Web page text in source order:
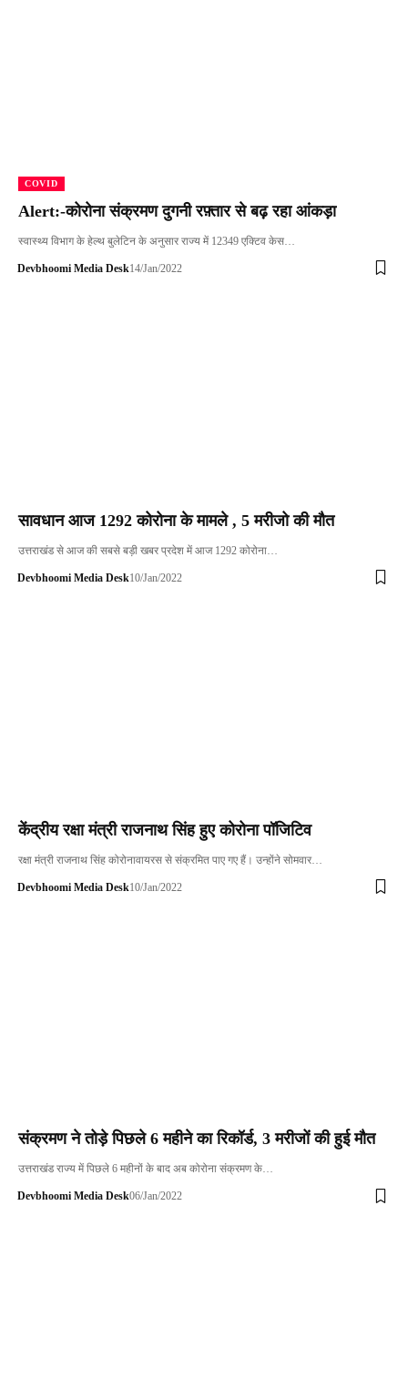
COVID
Alert:-कोरोना संक्रमण दुगनी रफ़्तार से बढ़ रहा आंकड़ा
स्वास्थ्य विभाग के हेल्थ बुलेटिन के अनुसार राज्य में 12349 एक्टिव केस…
Devbhoomi Media Desk14/Jan/2022
सावधान आज 1292 कोरोना के मामले , 5 मरीजो की मौत
उत्तराखंड से आज की सबसे बड़ी खबर प्रदेश में आज 1292 कोरोना…
Devbhoomi Media Desk10/Jan/2022
केंद्रीय रक्षा मंत्री राजनाथ सिंह हुए कोरोना पॉजिटिव
रक्षा मंत्री राजनाथ सिंह कोरोनावायरस से संक्रमित पाए गए हैं। उन्होंने सोमवार…
Devbhoomi Media Desk10/Jan/2022
संक्रमण ने तोड़े पिछले 6 महीने का रिकॉर्ड, 3 मरीजों की हुई मौत
उत्तराखंड राज्य में पिछले 6 महीनों के बाद अब कोरोना संक्रमण के…
Devbhoomi Media Desk06/Jan/2022